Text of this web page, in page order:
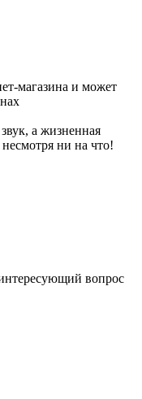
магазина и может
а жизненная
ни на что!
вопрос